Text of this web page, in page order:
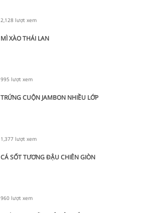
2,128 lượt xem
MÌ XÀO THÁI LAN
995 lượt xem
TRỨNG CUỘN JAMBON NHIỀU LỚP
1,377 lượt xem
CÁ SỐT TƯƠNG ĐẬU CHIÊN GIÒN
960 lượt xem